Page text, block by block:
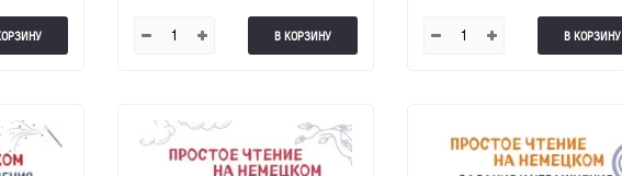
В КОРЗИНУ В КОРЗИНУ